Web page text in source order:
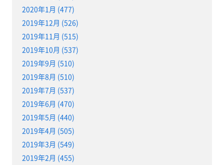
2020年1月 (477)
2019年12月 (526)
2019年11月 (515)
2019年10月 (537)
2019年9月 (510)
2019年8月 (510)
2019年7月 (537)
2019年6月 (470)
2019年5月 (440)
2019年4月 (505)
2019年3月 (549)
2019年2月 (455)